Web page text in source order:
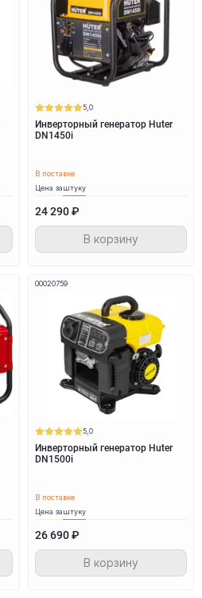
5,0
Инверторный генератор Huter
DN1450i
В поставке
Цена заштуку
24 290 ₽
В корзину
00020759
5,0
Инверторный генератор Huter
DN1500i
В поставке
Цена заштуку
26 690 ₽
В корзину